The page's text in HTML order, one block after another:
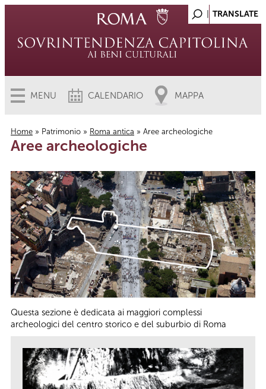
MENU CALENDARIO MAPPA
Tu sei qui
Home » Patrimonio » Roma antica » Aree archeologiche
Aree archeologiche
Questa sezione è dedicata ai maggiori complessi
archeologici del centro storico e del suburbio di Roma